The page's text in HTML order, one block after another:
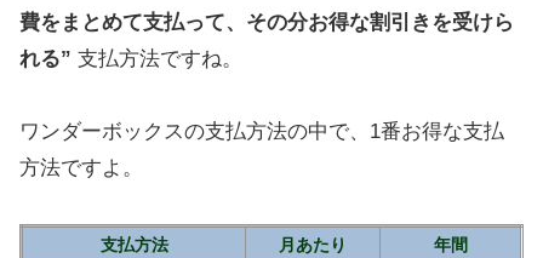
費をまとめて支払って、その分お得な割引きを受けら
れる” 支払方法ですね。
ワンダーボックスの支払方法の中で、1番お得な支払
方法ですよ。
支払方法 月あたり 年間